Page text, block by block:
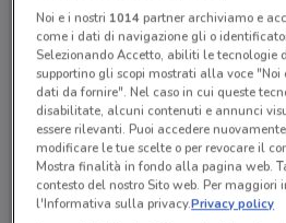
Noi e i nostri 1014partner archiviamo e
come i dati di navigazione gli o
Selezionando Accetto, abiliti le
supportino gli scopi mostrati alla voce
dati da fornire". Nel caso in cui queste
disabilitate, alcuni contenuti e annunci
essere rilevanti. Puoi accedere
modificare le tue scelte o per revocare il
Mostra finalità in fondo alla pagina web.
contesto del nostro Sito web. Per maggiori
l'Informativa sulla privacy.Privacy policy